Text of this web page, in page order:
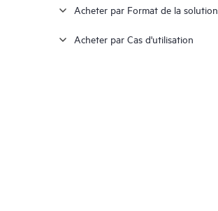
Acheter par Format de la solution
Acheter par Cas d'utilisation